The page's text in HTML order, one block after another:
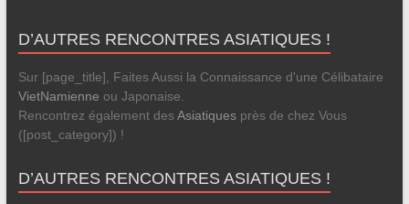
D’AUTRES RENCONTRES ASIATIQUES !
Sur [page_title], Faites Aussi la Connaissance d'une Célibataire
VietNamienne ou Japonaise.
Rencontrez également desAsiatiquesprès de chez Vous
([post_category]) !
D’AUTRES RENCONTRES ASIATIQUES !